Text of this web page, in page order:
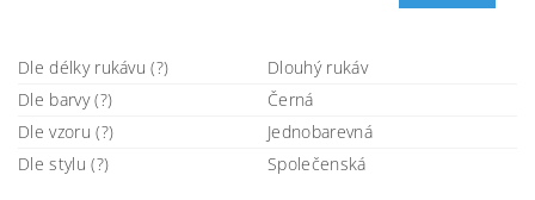
Dle délky rukávu (?)
Dlouhý rukáv
Dle barvy (?)
Černá
Dle vzoru (?)
Jednobarevná
Dle stylu (?)
Společenská